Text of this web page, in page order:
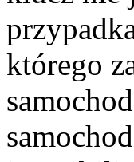
którego